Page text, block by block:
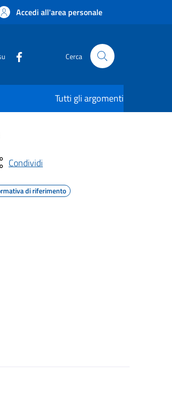
Accedi all'area personale
Cerca
Tutti gli argomenti
Condividi
di riferimento